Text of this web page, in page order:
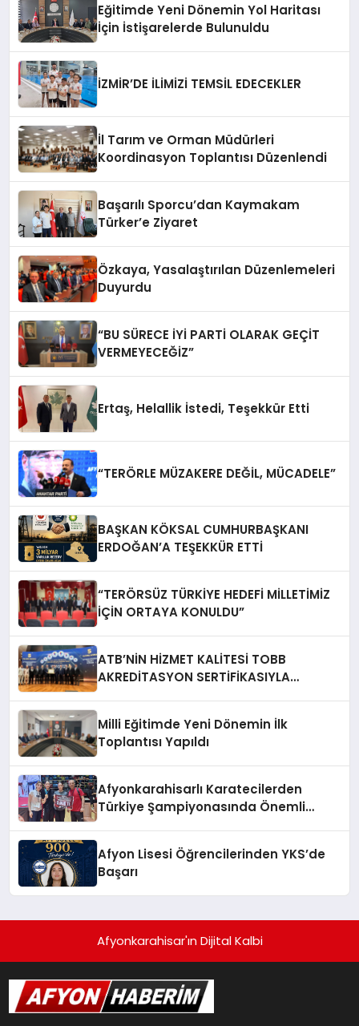
Eğitimde Yeni Dönemin Yol Haritası
İçin İstişarelerde Bulunuldu
İZMİR’DE İLİMİZİ TEMSİL EDECEKLER
İl Tarım ve Orman Müdürleri
Koordinasyon Toplantısı Düzenlendi
Başarılı Sporcu’dan Kaymakam
Türker’e Ziyaret
Özkaya, Yasalaştırılan Düzenlemeleri
Duyurdu
“BU SÜRECE İYİ PARTİ OLARAK GEÇİT
VERMEYECEĞİZ”
Ertaş, Helallik İstedi, Teşekkür Etti
“TERÖRLE MÜZAKERE DEĞİL, MÜCADELE”
BAŞKAN KÖKSAL CUMHURBAŞKANI
ERDOĞAN’A TEŞEKKÜR ETTİ
“TERÖRSÜZ TÜRKİYE HEDEFİ MİLLETİMİZ
İÇİN ORTAYA KONULDU”
ATB’NİN HİZMET KALİTESİ TOBB
AKREDİTASYON SERTİFİKASIYLA
Milli Eğitimde Yeni Dönemin İlk
Toplantısı Yapıldı
Afyonkarahisarlı Karatecilerden
Türkiye Şampiyonasında Önemli
Afyon Lisesi Öğrencilerinden YKS’de
Başarı
Afyonkarahisar'ın Dijital Kalbi